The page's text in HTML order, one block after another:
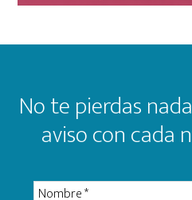
Footer
No te pierdas
aviso con cada